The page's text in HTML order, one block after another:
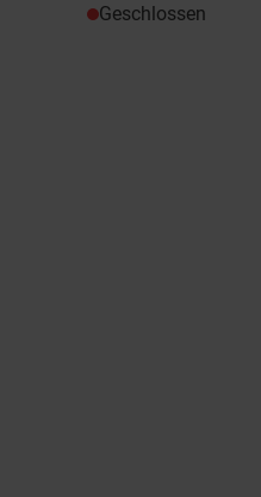
Geschlossen